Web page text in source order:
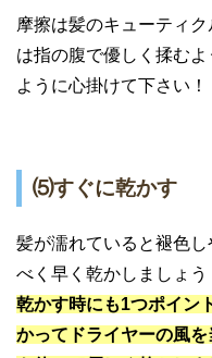
摩擦は髪のキューティ
は指の腹で優しく揉む
ように心掛けて下さい！
⑸すぐに乾かす
髪が濡れていると褪色
べく早く乾かしましょう
乾かす時にも1つポイン
かってドライヤーの風